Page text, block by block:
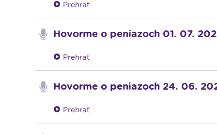
Prehrať
Hovorme o peniazoch 01. 07.
Prehrať
Hovorme o peniazoch 24. 06.
Prehrať